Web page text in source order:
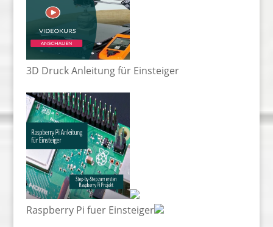
3D Druck Anleitung für Einsteiger
Raspberry Pi fuer Einsteiger